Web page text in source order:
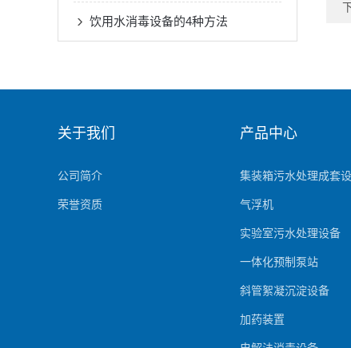
饮用水消毒设备的4种方法
关于我们
公司简介
荣誉资质
产品中心
集装箱污水处理成套
气浮机
实验室污水处理设备
一体化预制泵站
斜管絮凝沉淀设备
加药装置